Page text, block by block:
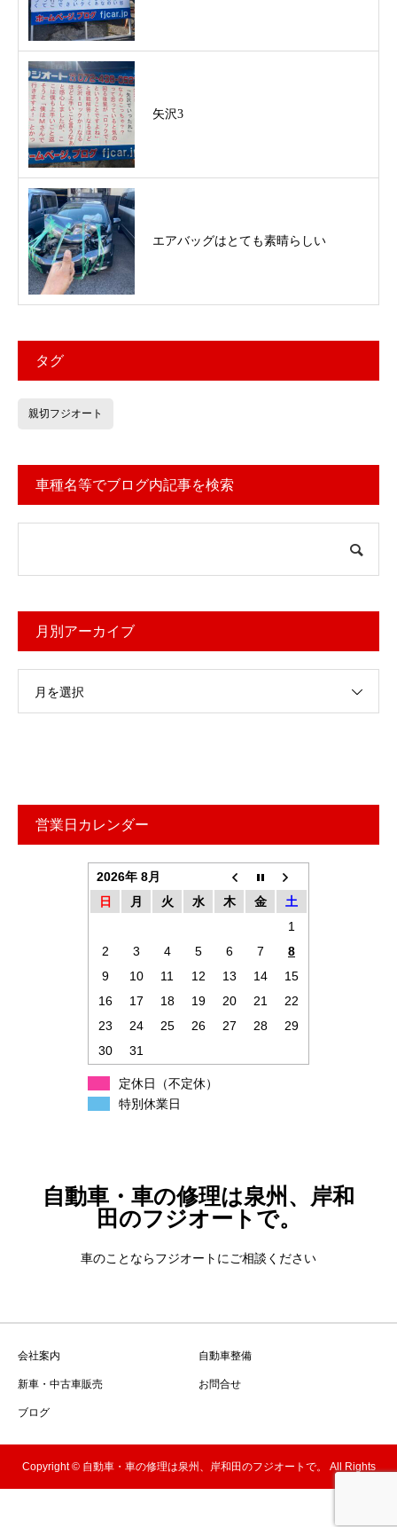
矢沢3
エアバッグはとても素晴らしい
タグ
親切フジオート
車種名等でブログ内記事を検索
月別アーカイブ
月を選択
営業日カレンダー
2026年 8月
日
月 火 水 木 金
土
1
2
3 4 5 6 7
8
9
10 11 12 13 14
15
16
17 18 19 20 21
22
23
24 25 26 27 28
29
30
31
定休日（不定休）
特別休業日
自動車・車の修理は泉州、岸和
田のフジオートで。
車のことならフジオートにご相談ください
会社案内 自動車整備
新車・中古車販売 お問合せ
ブログ
Copyright © 自動車・車の修理は泉州、岸和田のフジオートで。 All Rights